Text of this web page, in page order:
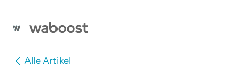
Alle Artikel